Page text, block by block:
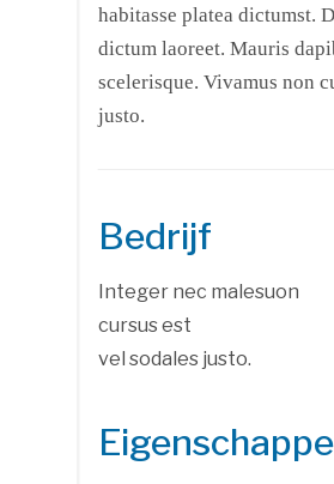
habitasse platea dictumst.
dictum laoreet. Mauris
scelerisque. Vivamus non
justo.
Bedrijf
Integer nec malesuon
cursus est
vel sodales justo.